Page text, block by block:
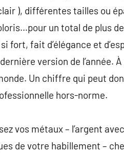
), différentes tailles ou
un total de plus
fort, fait d’élégance et
version de l’année.
Un chiffre qui peut
hors-norme.
vos métaux – l’argent
de votre habillement –